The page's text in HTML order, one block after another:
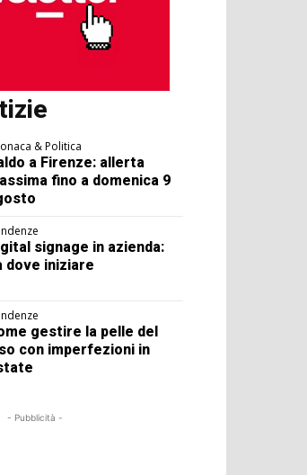
& Politica
a Firenze: allerta
fino a domenica 9
signage in azienda:
dove iniziare
gestire la pelle del
con imperfezioni in
- Pubblicità -